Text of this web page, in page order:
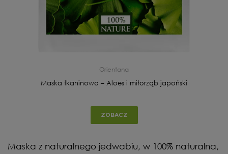
Orientana
Maska tkaninowa – Aloes i miłorząb japoński
ZOBACZ
Maska z naturalnego jedwabiu, w 100% naturalna,